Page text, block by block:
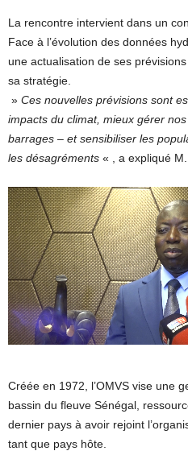
La rencontre intervient dans un
Face à l’évolution des données
une actualisation de ses
sa stratégie.
» Ces nouvelles prévisions sont
impacts du climat, mieux gérer
barrages – et sensibiliser les
les désagréments « , a expliqué M.
Créée en 1972, l’OMVS vise une
bassin du fleuve Sénégal,
dernier pays à avoir rejoint
tant que pays hôte.